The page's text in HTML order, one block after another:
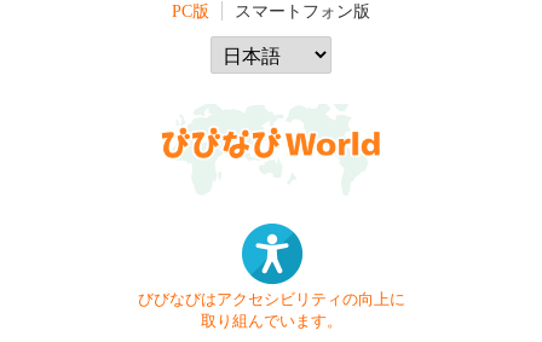
PC版 スマートフォン版
びびなびはアクセシビリティの向上に
取り組んでいます。